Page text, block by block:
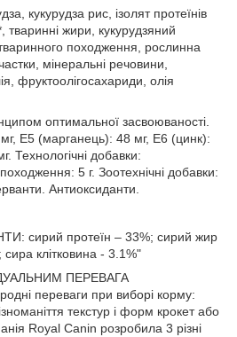
кукурудза рис, ізолят протеїнів
жири, кукурудзяний
тваринного походження, рослинна
мінеральні речовини,
фруктоолігосахариди, олія
оптимальної засвоюваності.
E5 (марганець): 48 мг, E6 (цинк):
Технологічні добавки:
5 г. Зоотехнічні добавки:
Антиоксиданти.
сирий протеїн – 33%; сирий жир
клітковина - 3.1%"
ПЕРЕВАГА
переваги при виборі корму:
текстур і форм крокет або
Royal Canin розробила 3 різні